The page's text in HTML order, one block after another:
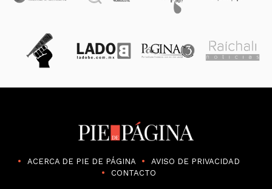
ACERCA DE PIE DE PÁGINA
AVISO DE PRIVACIDAD
CONTACTO